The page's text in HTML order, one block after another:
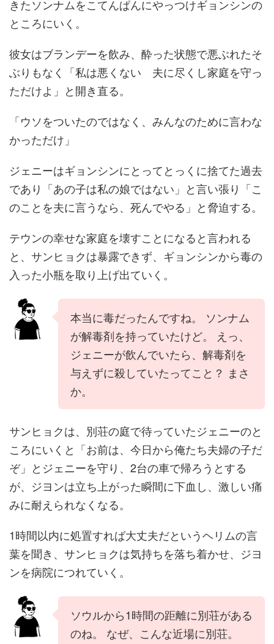
きたソンナムをこてんぱんにやっつけギョンシンの
ところにいく。
彼女はブランデーを飲み、酔った状態で悪ぶれたそ
ぶりもなく「私は悪くない 夫に尽くし家庭を守っ
ただけよ」と開き直る。
「ウソをついたのではなく、みんなのために言わな
かっただけ」
ジェニーはギョンシンにとってとっくに捨てた過去
であり「あの子は私の娘ではない」と言い張り「こ
のことを夫に言うなら、死んでやる」と脅迫する。
テウンの幸せな家庭を壊すことになると言われる
と、サンヒョクは暴露できず、ギョンシンから毒の
入った小瓶を取り上げ出ていく。
本当に毒だったんですね。 ソンナム
が解毒剤を持っていたけど。 えっ、
ジェニーが飲んでいたら、解毒剤を
与えずに殺していたってこと？ まさ
か。
サンヒョクは、別荘の庭で待っていたジェニーのと
ころにいくと「お前は、今日から俺たち夫婦の子だ
ぞ」とジェニーを守り、2台の車で帰ろうとする
が、ジヨンは立ち上がった瞬間に下血し、激しい痛
みに耐えられなくなる。
1時間以内に処置すれば大丈夫だというヘリムの言
葉を聞き、サンヒョクは気持ちを落ち着かせ、ジヨ
ンを病院につれていく。
ソウルから1時間の距離に別荘がある
のね。 なぜ、こんな近場に別荘。